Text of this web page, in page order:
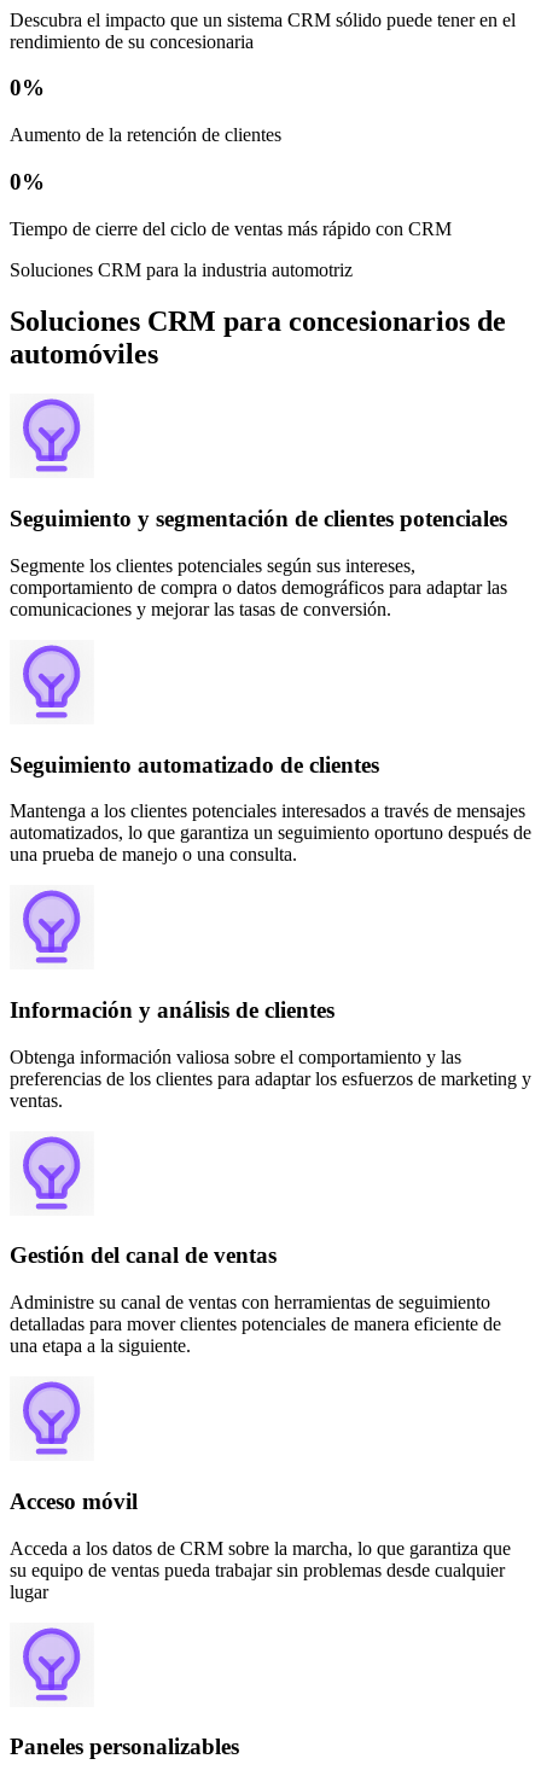
Descubra el impacto que un sistema CRM sólido puede tener en el
rendimiento de su concesionaria
0%
Aumento de la retención de clientes
0%
Tiempo de cierre del ciclo de ventas más rápido con CRM
Soluciones CRM para la industria automotriz
Soluciones CRM para concesionarios de
automóviles
Seguimiento y segmentación de clientes potenciales
Segmente los clientes potenciales según sus intereses,
comportamiento de compra o datos demográficos para adaptar las
comunicaciones y mejorar las tasas de conversión.
Seguimiento automatizado de clientes
Mantenga a los clientes potenciales interesados ​​a través de mensajes
automatizados, lo que garantiza un seguimiento oportuno después de
una prueba de manejo o una consulta.
Información y análisis de clientes
Obtenga información valiosa sobre el comportamiento y las
preferencias de los clientes para adaptar los esfuerzos de marketing y
ventas.
Gestión del canal de ventas
Administre su canal de ventas con herramientas de seguimiento
detalladas para mover clientes potenciales de manera eficiente de
una etapa a la siguiente.
Acceso móvil
Acceda a los datos de CRM sobre la marcha, lo que garantiza que
su equipo de ventas pueda trabajar sin problemas desde cualquier
lugar
Paneles personalizables